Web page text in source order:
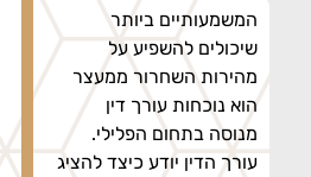
המשמעותיים ביותר
שיכולים להשפיע על
מהירות השחרור ממעצר
הוא נוכחות עורך דין
מנוסה בתחום הפלילי.
עורך הדין יודע כיצד להציג